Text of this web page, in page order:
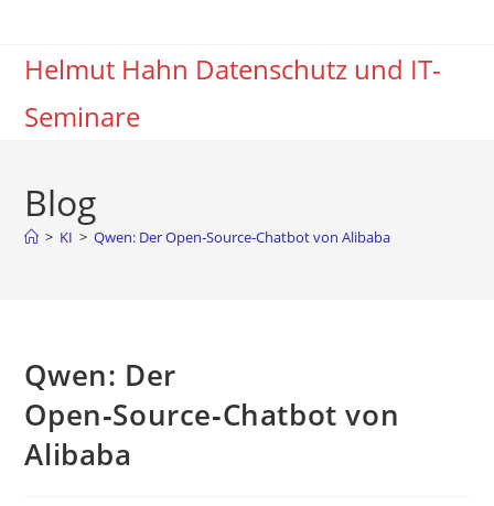
springenHelmut Hahn Datenschutz und IT-
Seminare
Blog
> KI > Qwen: Der Open‑Source‑Chatbot von Alibaba
Qwen: Der
Open‑Source‑Chatbot von
Alibaba